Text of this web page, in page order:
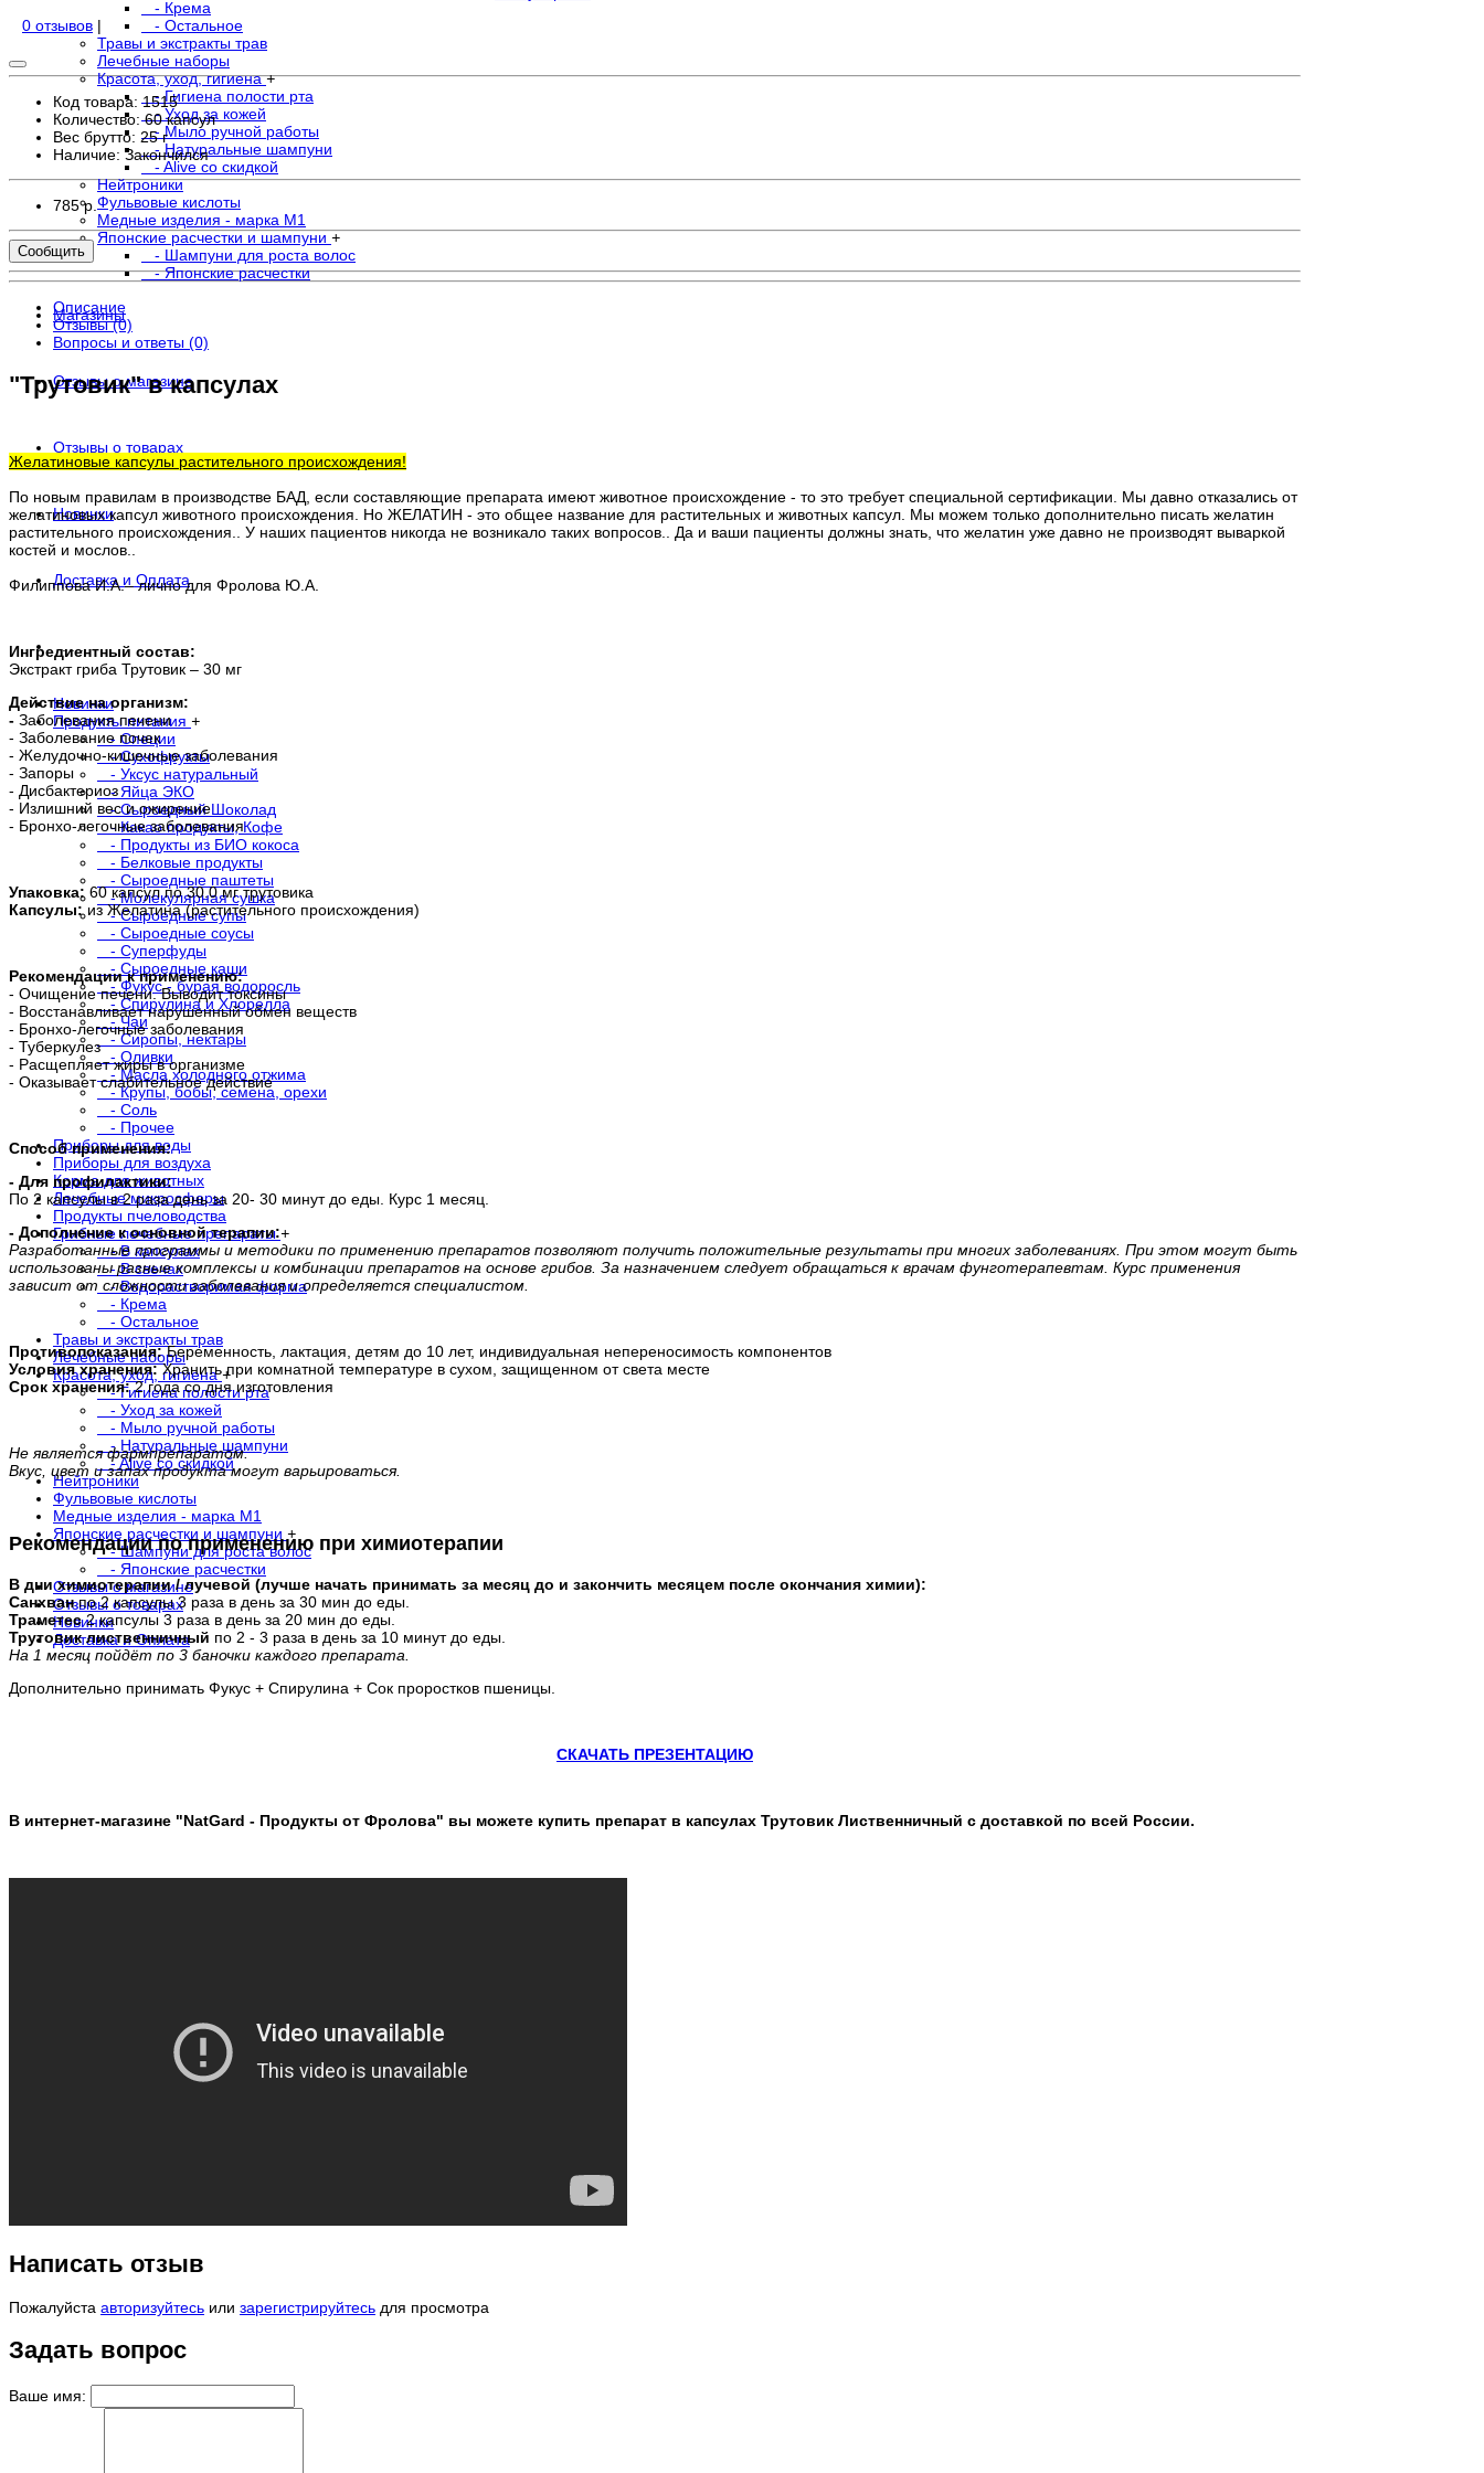
- Крема
- Остальное
Травы и экстракты трав
Лечебные наборы
Красота, уход, гигиена+
- Гигиена полости рта
- Уход за кожей
- Мыло ручной работы
- Натуральные шампуни
- Alive со скидкой
Нейтроники
Фульвовые кислоты
Медные изделия - марка М1
Японские расчестки и шампуни +
- Шампуни для роста волос
- Японские расчестки
Магазины
Отзывы о магазине
Отзывы о товарах
Новинки
Доставка и Оплата
. . .
Новинки
Продукты питания +
- Специи
- Сухофрукты
- Уксус натуральный
- Яйца ЭКО
- Сыроедный Шоколад
- Какао продукты, Кофе
- Продукты из БИО кокоса
- Белковые продукты
- Сыроедные паштеты
- Молекулярная сушка
- Сыроедные супы
- Сыроедные соусы
- Суперфуды
- Сыроедные каши
- Фукус - бурая водоросль
- Спирулина и Хлорелла
- Чаи
- Сиропы, нектары
- Оливки
- Масла холодного отжима
- Крупы, бобы, семена, орехи
- Соль
- Прочее
Приборы для воды
Приборы для воздуха
Корма для животных
Лечебные микросферы
Продукты пчеловодства
Грибные лечебные препараты+
- В капсулах
- В свечах
- Водорастворимая форма
- Крема
- Остальное
Травы и экстракты трав
Лечебные наборы
Красота, уход, гигиена+
- Гигиена полости рта
- Уход за кожей
- Мыло ручной работы
- Натуральные шампуни
- Alive со скидкой
Нейтроники
Фульвовые кислоты
Медные изделия - марка М1
Японские расчестки и шампуни +
- Шампуни для роста волос
- Японские расчестки
Отзывы о магазине
Отзывы о товарах
Новинки
Доставка и Оплата
0 отзывов |
Код товара: 1515
Количество: 60 капсул
Вес брутто: 25 г
Наличие: Закончился
785 р.
Сообщить
Описание
Отзывы (0)
Вопросы и ответы (0)
"Трутовик" в капсулах
Желатиновые капсулы растительного происхождения!
По новым правилам в производстве БАД, если составляющие препарата имеют животное происхождение - то это требует специальной сертификации. Мы давно отказались от
желатиновых капсул животного происхождения. Но ЖЕЛАТИН - это общее название для растительных и животных капсул. Мы можем только дополнительно писать желатин
растительного происхождения.. У наших пациентов никогда не возникало таких вопросов.. Да и ваши пациенты должны знать, что желатин уже давно не производят вываркой
костей и мослов..
Филиппова И.А.– лично для Фролова Ю.А.
Ингредиентный состав:
Экстракт гриба Трутовик – 30 мг
Действие на организм:
- Заболевания печени
- Заболевание почек
- Желудочно-кишечные заболевания
- Запоры
- Дисбактериоз
- Излишний вес и ожирение
- Бронхо-легочные заболевания
Упаковка: 60 капсул по 30.0 мг трутовика
Капсулы:из Желатина (растительного происхождения)
Рекомендации к применению:
- Очищение печени. Выводит токсины
- Восстанавливает нарушенный обмен веществ
- Бронхо-легочные заболевания
- Туберкулез
- Расщепляет жиры в организме
- Оказывает слабительное действие
Способ применения:
- Для профилактики:
По 2 капсулы в 2 раза день за 20- 30 минут до еды. Курс 1 месяц.
- Дополнение к основной терапии:
Разработанные программы и методики по применению препаратов позволяют получить положительные результаты при многих заболеваниях. При этом могут быть
использованы разные комплексы и комбинации препаратов на основе грибов. За назначением следует обращаться к врачам фунготерапевтам. Курс применения
зависит от сложности заболевания и определяется специалистом.
Противопоказания:Беременность, лактация, детям до 10 лет, индивидуальная непереносимость компонентов
Условия хранения:Хранить при комнатной температуре в сухом, защищенном от света месте
Срок хранения:2 года со дня изготовления
Не является фармпрепаратом.
Вкус, цвет и запах продукта могут варьироваться.
Рекомендации по применению при химиотерапии
В дни химиотерапии / лучевой (лучше начать принимать за месяц до и закончить месяцем после окончания химии):
Санхванпо 2 капсулы 3 раза в день за 30 мин до еды.
Траметес2 капсулы 3 раза в день за 20 мин до еды.
Трутовик лиственничный по 2 - 3 раза в день за 10 минут до еды.
На 1 месяц пойдёт по 3 баночки каждого препарата.
Дополнительно принимать Фукус + Спирулина + Сок проростков пшеницы.
СКАЧАТЬ ПРЕЗЕНТАЦИЮ
В интернет-магазине "NatGard - Продукты от Фролова" вы можете купить препарат в капсулах Трутовик Лиственничный с доставкой по всей России.
Написать отзыв
Пожалуйста авторизуйтесь или зарегистрируйтесь для просмотра
Задать вопрос
Ваше имя: